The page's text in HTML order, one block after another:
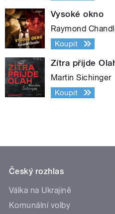
Vysoké okno
Raymond
Koupit
Zítra přijde
Martin Sichinger
Koupit
Český rozhlas
Válka na Ukrajině
Komunální volby